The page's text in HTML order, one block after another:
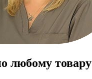
любому товару